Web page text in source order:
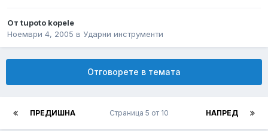
От tupoto kopele
Ноември 4, 2005 в Ударни инструменти
Отговорете в темата
ПРЕДИШНА НАПРЕД
Страница 5 от 10